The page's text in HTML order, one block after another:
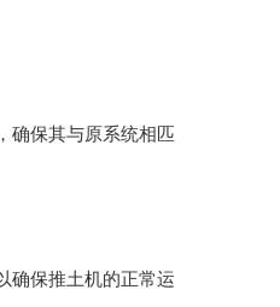
确保其与原系统相匹
确保推土机的正常运